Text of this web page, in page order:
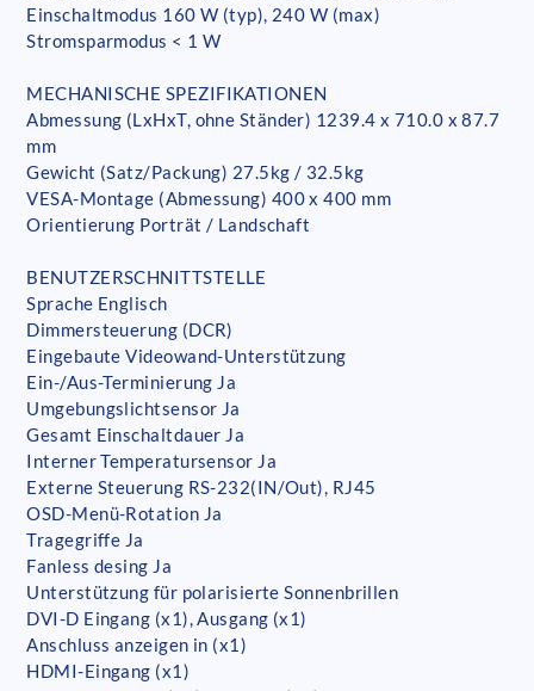
Einschaltmodus 160 W (typ), 240 W (max)
Stromsparmodus < 1 W
MECHANISCHE SPEZIFIKATIONEN
Abmessung (LxHxT, ohne Ständer) 1239.4 x 710.0 x 87.7
mm
Gewicht (Satz/Packung) 27.5kg / 32.5kg
VESA-Montage (Abmessung) 400 x 400 mm
Orientierung Porträt / Landschaft
BENUTZERSCHNITTSTELLE
Sprache Englisch
Dimmersteuerung (DCR)
Eingebaute Videowand-Unterstützung
Ein-/Aus-Terminierung Ja
Umgebungslichtsensor Ja
Gesamt Einschaltdauer Ja
Interner Temperatursensor Ja
Externe Steuerung RS-232(IN/Out), RJ45
OSD-Menü-Rotation Ja
Tragegriffe Ja
Fanless desing Ja
Unterstützung für polarisierte Sonnenbrillen
DVI-D Eingang (x1), Ausgang (x1)
Anschluss anzeigen in (x1)
HDMI-Eingang (x1)